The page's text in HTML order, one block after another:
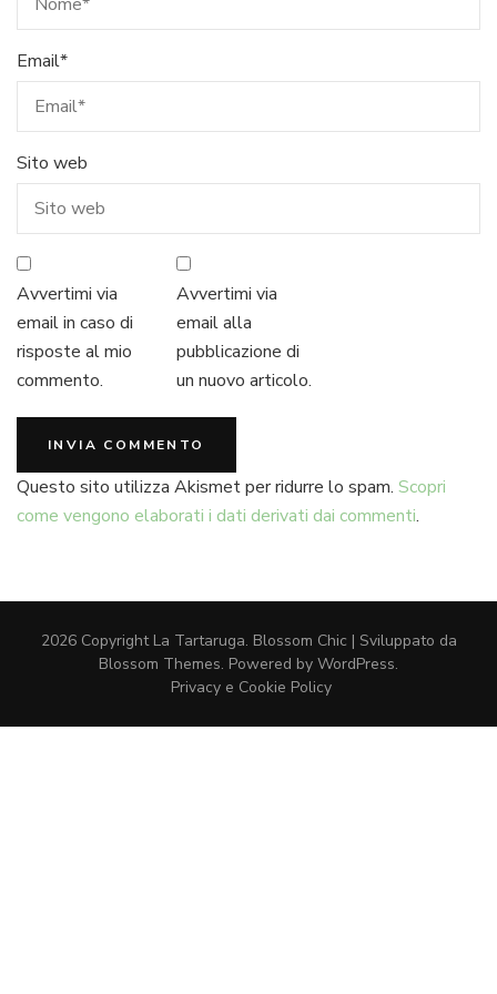
Email*
Sito web
Avvertimi via
email in caso di
risposte al mio
commento.
Avvertimi via
email alla
pubblicazione di
un nuovo articolo.
Questo sito utilizza Akismet per ridurre lo spam. Scopri
come vengono elaborati i dati derivati dai commenti.
2026 Copyright La Tartaruga. Blossom Chic | Sviluppato da
Blossom Themes. Powered by WordPress.
Privacy e Cookie Policy